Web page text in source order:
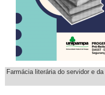
Farmácia literária do servidor e